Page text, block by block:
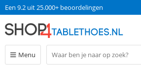
Een 9.2 uit 25.000+ beoordelingen
Menu